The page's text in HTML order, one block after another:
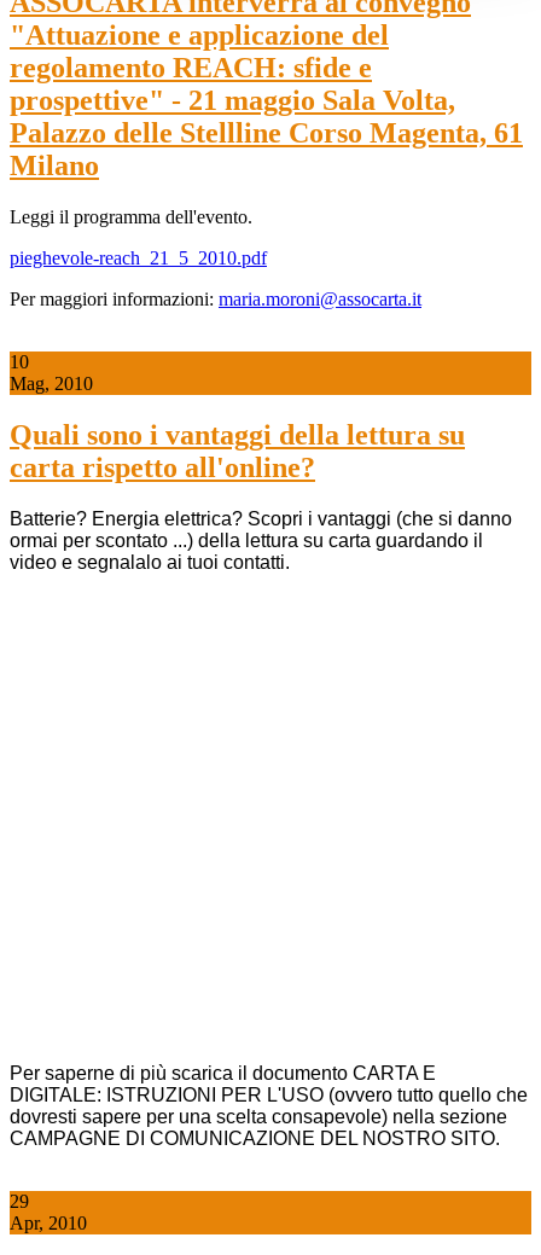
"Attuazione e applicazione del
regolamento REACH: sfide e
prospettive" - 21 maggio Sala Volta,
Palazzo delle Stellline Corso Magenta, 61
Milano
Leggi il programma dell'evento.
pieghevole-reach_21_5_2010.pdf
Per maggiori informazioni: maria.moroni@assocarta.it
10
Mag, 2010
Quali sono i van­taggi della let­tura su
carta ris­petto all'on­line?
Batterie? Energia elettrica? Scopri i vantaggi (che si danno
ormai per scontato ...) della lettura su carta guardando il
video e segnalalo ai tuoi contatti.
Per saperne di più scarica il documento CARTA E
DIGITALE: ISTRUZIONI PER L'USO (ovvero tutto quello che
dovresti sapere per una scelta consapevole) nella sezione
CAMPAGNE DI COMUNICAZIONE DEL NOSTRO SITO.
29
Apr, 2010